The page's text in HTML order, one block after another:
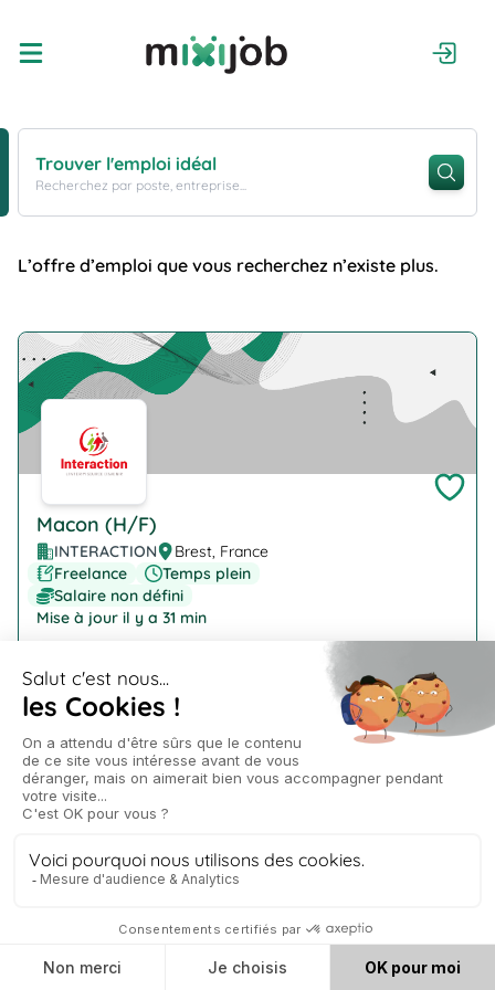
Trouver l'emploi idéal
Recherchez par poste, entreprise...
L’offre d’emploi que vous recherchez n’existe plus.
Company Logo
Macon (H/F)
INTERACTION
Brest, France
Freelance
Temps plein
Salaire non défini
Mise à jour il y a 31 min
Company Logo
Technicien de laboratoire (H/F)
Freelance
Temps plein
Mise à jour il y a 35 min